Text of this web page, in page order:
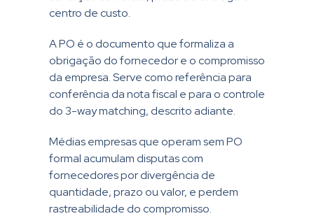
centro de custo.
A PO é o documento que formaliza a
obrigação do fornecedor e o compromisso
da empresa. Serve como referência para
conferência da nota fiscal e para o controle
do 3-way matching, descrito adiante.
Médias empresas que operam sem PO
formal acumulam disputas com
fornecedores por divergência de
quantidade, prazo ou valor, e perdem
rastreabilidade do compromisso.